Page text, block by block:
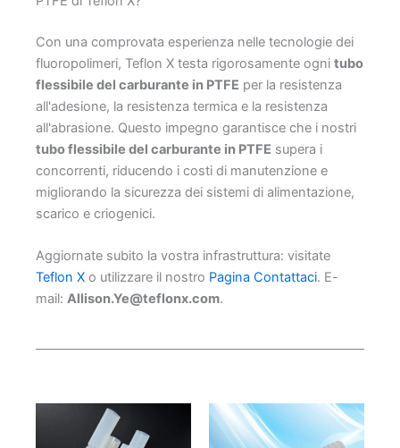
Con una comprovata esperienza nelle tecnologie dei
fluoropolimeri, Teflon X testa rigorosamente ogni tubo
flessibile del carburante in PTFE per la resistenza
all'adesione, la resistenza termica e la resistenza
all'abrasione. Questo impegno garantisce che i nostri
tubo flessibile del carburante in PTFE supera i
concorrenti, riducendo i costi di manutenzione e
migliorando la sicurezza dei sistemi di alimentazione,
scarico e criogenici.
Aggiornate subito la vostra infrastruttura: visitate
Teflon X o utilizzare il nostro Pagina Contattaci. E-
mail: Allison.Ye@teflonx.com.